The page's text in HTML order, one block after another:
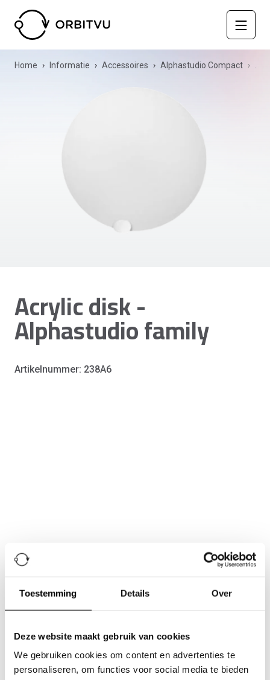
Toestemming Details Over
Deze website maakt gebruik van cookies
We gebruiken cookies om content en advertenties te
personaliseren, om functies voor social media te bieden
Home Informatie Accessoires Alphastudio Compact
Acrylic disk -
Alphastudio family
Artikelnummer: 238A6
Beschrijving
Acrylschijf met siliconenpads voor Alphastudio-serie
Kenmerken:
Lichtdoorlatend
Lichtverspreidend